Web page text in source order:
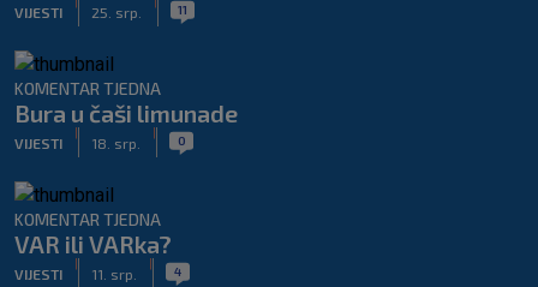
VIJESTI 25. srp. 11
KOMENTAR TJEDNA
Bura u čaši limunade
VIJESTI 18. srp. 0
KOMENTAR TJEDNA
VAR ili VARka?
VIJESTI 11. srp. 4